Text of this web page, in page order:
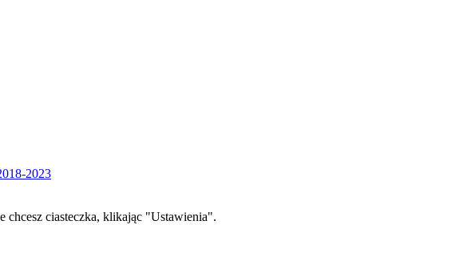
2023
chcesz ciasteczka, klikając "Ustawienia".